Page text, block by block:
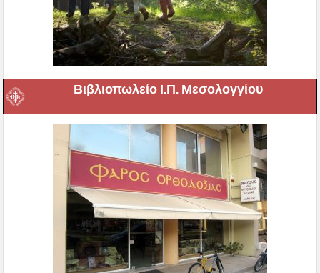
Βιβλιοπωλείο Ι.Π. Μεσολογγίου